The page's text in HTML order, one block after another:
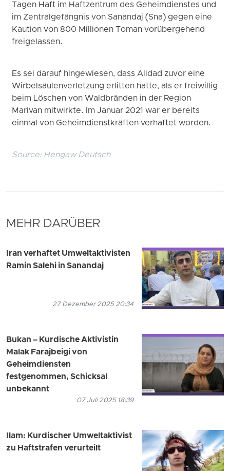
Tagen Haft im Haftzentrum des Geheimdienstes und
im Zentralgefängnis von Sanandaj (Sna) gegen eine
Kaution von 800 Millionen Toman vorübergehend
freigelassen.
Es sei darauf hingewiesen, dass Alidad zuvor eine
Wirbelsäulenverletzung erlitten hatte, als er freiwillig
beim Löschen von Waldbränden in der Region
Marivan mitwirkte. Im Januar 2021 war er bereits
einmal von Geheimdienstkräften verhaftet worden.
Source: Hengaw Deutsch
MEHR DARÜBER
Iran verhaftet Umweltaktivisten
Ramin Salehi in Sanandaj
27 Dezember 2025 20:34
Bukan – Kurdische Aktivistin
Malak Farajbeigi von
Geheimdiensten
festgenommen, Schicksal
unbekannt
07 Juli 2025 18:39
Ilam: Kurdischer Umweltaktivist
zu Haftstrafen verurteilt